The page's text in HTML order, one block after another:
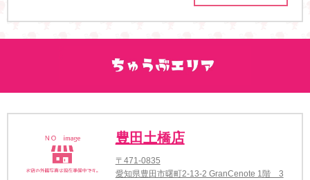
豊田土橋店
〒471-0835
愛知県豊田市曙町2-13-2 GranCenote 1階 3